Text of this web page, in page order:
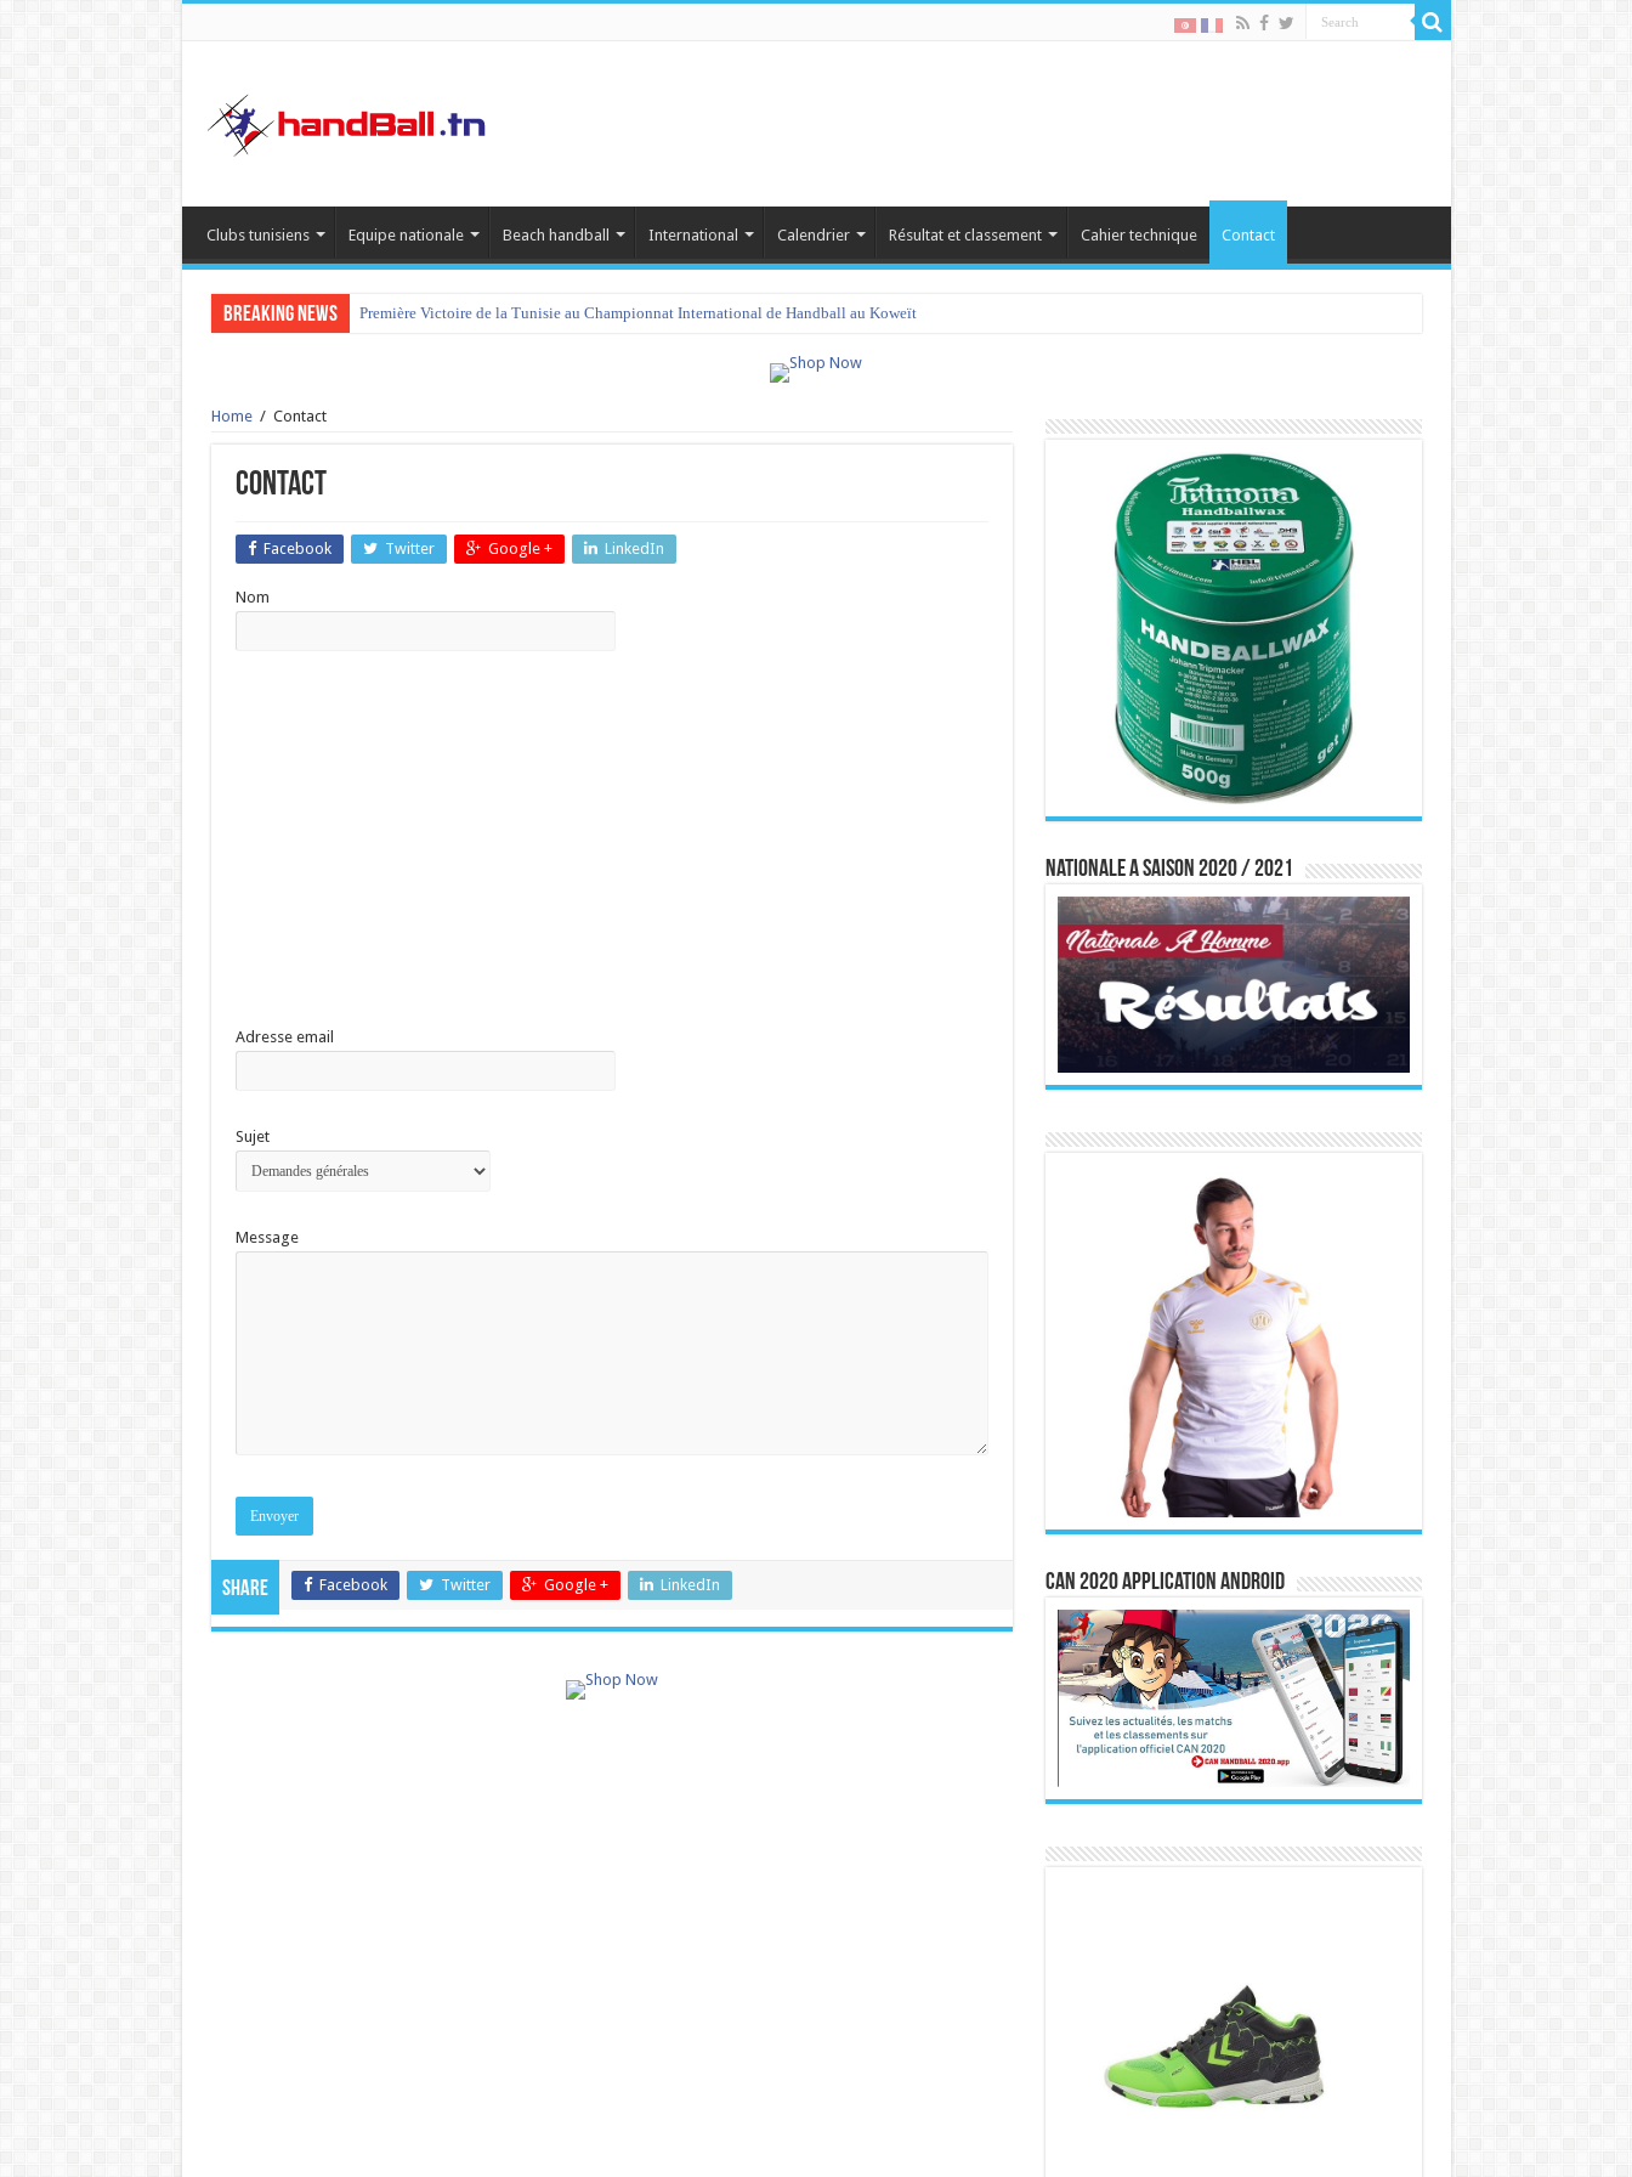
Clubs tunisiens Equipe nationale Beach handball International Calendrier Résultat et classement Cahier technique Contact
Breaking News Première Victoire de la Tunisie au Championnat International de Handball au Koweït
Home / Contact
Contact
Facebook Twitter Google + LinkedIn
Nom
Adresse email
Sujet
Message
Share Facebook Twitter Google + LinkedIn
Nationale A saison 2020 / 2021
CAN 2020 Application Android